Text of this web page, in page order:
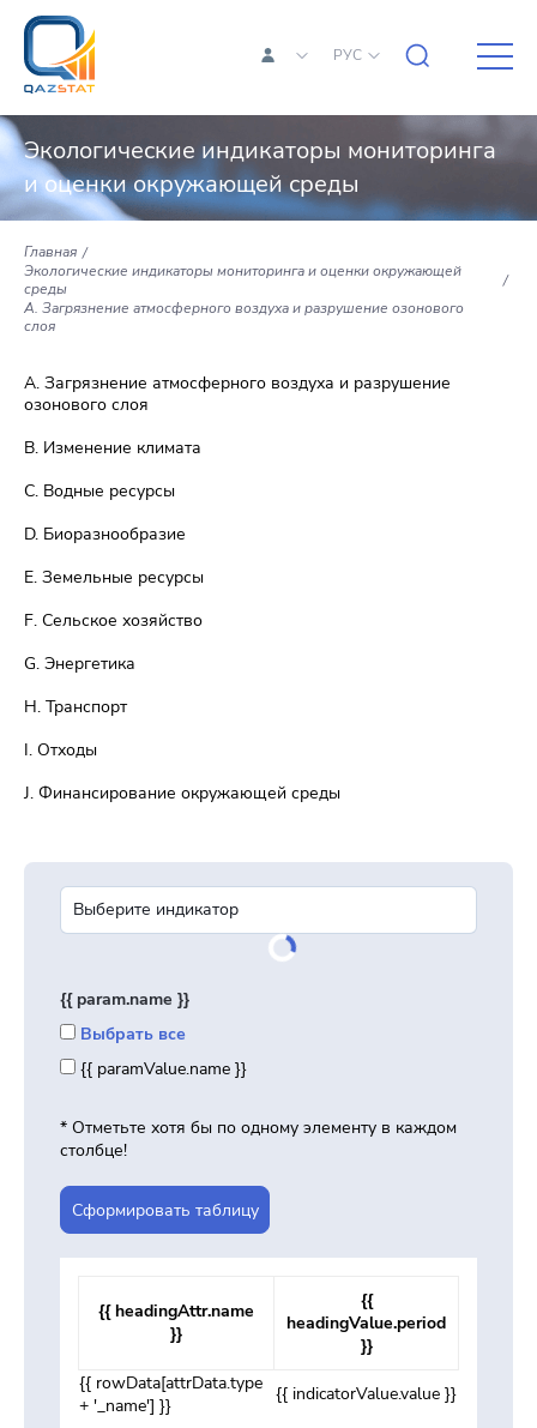
РУС
Экологические индикаторы мониторинга
и оценки окружающей среды
Главная
Экологические индикаторы мониторинга и оценки окружающей
среды
A. Загрязнение атмосферного воздуха и разрушение озонового
слоя
A. Загрязнение атмосферного воздуха и разрушение
озонового слоя
B. Изменение климата
C. Водные ресурсы
D. Биоразнообразие
E. Земельные ресурсы
F. Сельское хозяйство
G. Энергетика
H. Транспорт
I. Отходы
J. Финансирование окружающей среды
{{ param.name }}
Выбрать все
{{ paramValue.name }}
* Отметьте хотя бы по одному элементу в каждом
столбце!
Cформировать таблицу
{{ headingAttr.name
}}
{{
headingValue.period
}}
{{ rowData[attrData.type
+ '_name'] }}
{{ indicatorValue.value }}